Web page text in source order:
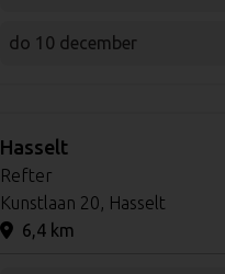
do 10 december
Hasselt
Refter
Kunstlaan 20, Hasselt
6,4 km